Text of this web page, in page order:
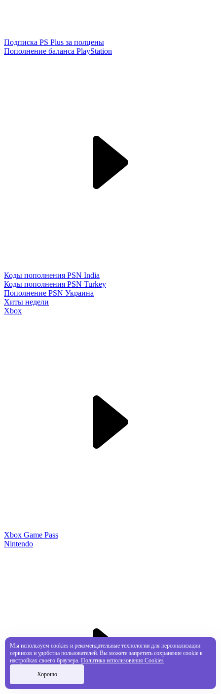
Подписка PS Plus за полцены
Пополнение баланса PlayStation
Коды пополнения PSN India
Коды пополнения PSN Turkey
Пополнение PSN Украина
Хиты недели
Xbox
Xbox Game Pass
Nintendo
Мы используем cookies и рекомендательные технологии для персонализации
сервисов и удобства пользователей. Вы можете запретить сохранение cookie в
настройках своего браузера. Политика использования Cookies
Хорошо